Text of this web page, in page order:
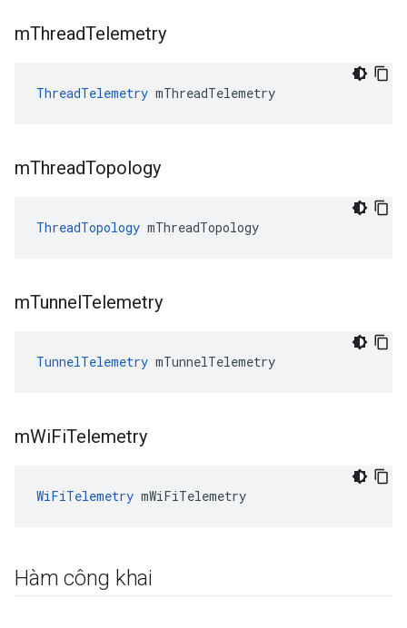
mThreadTelemetry
ThreadTelemetry mThreadTelemetry
mThreadTopology
ThreadTopology mThreadTopology
mTunnelTelemetry
TunnelTelemetry mTunnelTelemetry
mWiFiTelemetry
WiFiTelemetry mWiFiTelemetry
Hàm công khai